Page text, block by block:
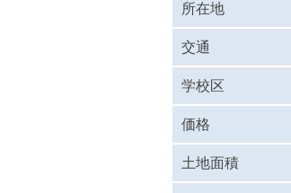
所在地
交通
学校区
価格
土地面積